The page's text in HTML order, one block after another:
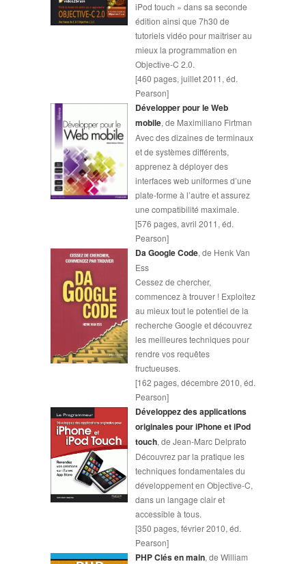
iPod touch » dans sa seconde
édition ainsi que 7h30 de
tutoriels vidéo pour maîtriser au
mieux la programmation en
Objective-C 2.0.
[460 pages, juillet 2011, éd.
Pearson]
Développer pour le Web
mobile, de Maximiliano Firtman
Avec des dizaines de terminaux
et de systèmes différents,
apprenez à déployer des
interfaces web uniformes d’une
plate-forme à l’autre et assurez
une compatibilité maximale.
[576 pages, avril 2011, éd.
Pearson]
Da Google Code, de Henk Van
Ess
Cessez de chercher,
commencez à trouver ! Exploitez
au mieux tout le potentiel de la
recherche Google et découvrez
les meilleures techniques pour
rendre vos requêtes
fructueuses.
[162 pages, décembre 2010, éd.
Pearson]
Développez des applications
originales pour iPhone et iPod
touch, de Jean-Marc Delprato
Découvrez par la pratique les
techniques fondamentales du
développement en Objective-C,
dans un langage clair et
accessible à tous.
[350 pages, février 2010, éd.
Pearson]
PHP Clés en main, de William